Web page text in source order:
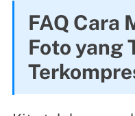
FAQ Cara
Foto yang